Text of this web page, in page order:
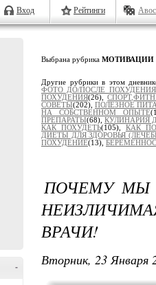
Вход Рейтинги
-
Выбрана рубрика МОТИВАЦИИ
Другие рубрики в этом
ФОТО ДО/ПОСЛЕ ПОХУДЕНИЯ
ПОХУДЕНИЯ(26),
СОВЕТЫ(202), ПОЛЕЗНОЕ
НА СОБСТВЕННОМ ОПЫТЕ
ПРЕПАРАТЫ(68), КУЛИНАРИЯ
КАК ПОХУДЕТЬ(105), КАК
ДИЕТЫ ДЛЯ ЗДОРОВЬЯ
ПОХУДЕНИЕ(13),
ПОЧЕМУ МЫ
ВРАЧИ!
Вторник, 23 Января